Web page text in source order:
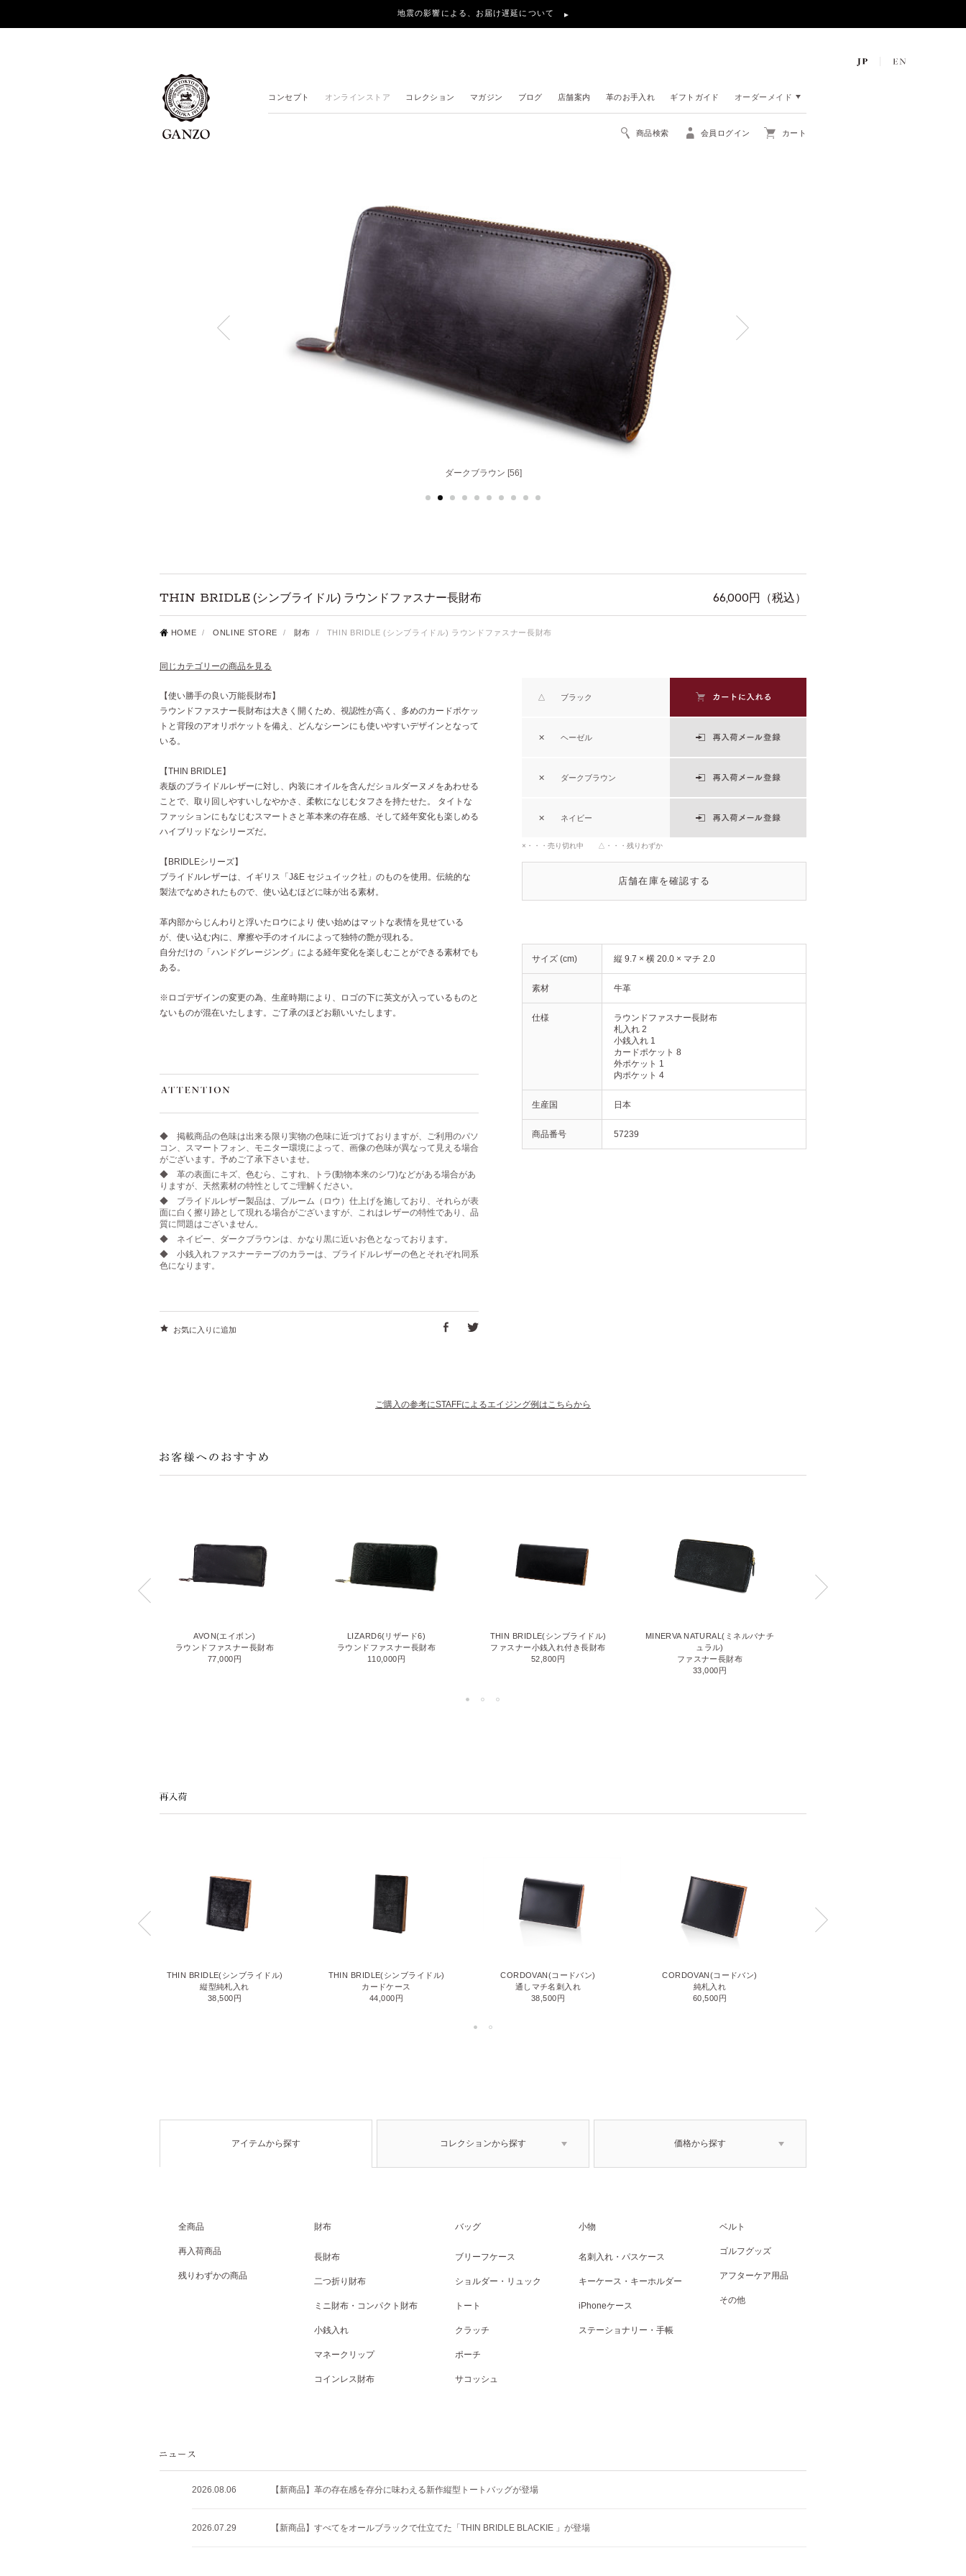
地震の影響による、お届け遅延について
コンセプト オンラインストア コレクション マガジン ブログ 店舗案内 革のお手入れ ギフトガイド オーダーメイド
商品検索 会員ログイン カート
ダークブラウン [56]
THIN BRIDLE (シンブライドル) ラウンドファスナー長財布 66,000円（税込）
HOME / ONLINE STORE / 財布 / THIN BRIDLE (シンブライドル) ラウンドファスナー長財布
同じカテゴリーの商品を見る
【使い勝手の良い万能長財布】
ラウンドファスナー長財布は大きく開くため、視認性が高く、多めのカードポケッ
トと背段のアオリポケットを備え、どんなシーンにも使いやすいデザインとなって
いる。
【THIN BRIDLE】
表版のブライドルレザーに対し、内装にオイルを含んだショルダーヌメをあわせる
ことで、取り回しやすいしなやかさ、柔軟になじむタフさを持たせた。 タイトな
ファッションにもなじむスマートさと革本来の存在感、そして経年変化も楽しめる
ハイブリッドなシリーズだ。
【BRIDLEシリーズ】
ブライドルレザーは、イギリス「J&E セジュイック社」のものを使用。伝統的な
製法でなめされたもので、使い込むほどに味が出る素材。
革内部からじんわりと浮いたロウにより 使い始めはマットな表情を見せている
が、使い込む内に、摩擦や手のオイルによって独特の艶が現れる。
自分だけの「ハンドグレージング」による経年変化を楽しむことができる素材でも
ある。
※ロゴデザインの変更の為、生産時期により、ロゴの下に英文が入っているものと
ないものが混在いたします。ご了承のほどお願いいたします。
◆ 掲載商品の色味は出来る限り実物の色味に近づけておりますが、ご利用のパソ
コン、スマートフォン、モニター環境によって、画像の色味が異なって見える場合
がございます。予めご了承下さいませ。
◆ 革の表面にキズ、色むら、こすれ、トラ(動物本来のシワ)などがある場合があ
りますが、天然素材の特性としてご理解ください。
◆ ブライドルレザー製品は、ブルーム（ロウ）仕上げを施しており、それらが表
面に白く擦り跡として現れる場合がございますが、これはレザーの特性であり、品
質に問題はございません。
◆ ネイビー、ダークブラウンは、かなり黒に近いお色となっております。
◆ 小銭入れファスナーテープのカラーは、ブライドルレザーの色とそれぞれ同系
色になります。
お気に入りに追加
△ ブラック
✕ ヘーゼル
✕ ダークブラウン
✕ ネイビー
×・・・売り切れ中 △・・・残りわずか
店舗在庫を確認する
サイズ (cm) 縦 9.7 × 横 20.0 × マチ 2.0
素材 牛革
仕様
ラウンドファスナー長財布
札入れ 2
小銭入れ 1
カードポケット 8
外ポケット 1
内ポケット 4
生産国 日本
商品番号 57239
ご購入の参考にSTAFFによるエイジング例はこちらから
AVON(エイボン)
ラウンドファスナー長財布
77,000円
LIZARD6(リザード6)
ラウンドファスナー長財布
110,000円
THIN BRIDLE(シンブライドル)
ファスナー小銭入れ付き長財布
52,800円
MINERVA NATURAL(ミネルバナチ
ュラル)
ファスナー長財布
33,000円
THIN BRIDLE(シンブライドル)
縦型純札入れ
38,500円
THIN BRIDLE(シンブライドル)
カードケース
44,000円
CORDOVAN(コードバン)
通しマチ名刺入れ
38,500円
CORDOVAN(コードバン)
純札入れ
60,500円
アイテムから探す コレクションから探す 価格から探す
全商品
再入荷商品
残りわずかの商品
財布
長財布
二つ折り財布
ミニ財布・コンパクト財布
小銭入れ
マネークリップ
コインレス財布
バッグ
ブリーフケース
ショルダー・リュック
トート
クラッチ
ポーチ
サコッシュ
小物
名刺入れ・パスケース
キーケース・キーホルダー
iPhoneケース
ステーショナリー・手帳
ベルト
ゴルフグッズ
アフターケア用品
その他
2026.08.06 【新商品】革の存在感を存分に味わえる新作縦型トートバッグが登場
2026.07.29 【新商品】すべてをオールブラックで仕立てた「THIN BRIDLE BLACKIE 」が登場